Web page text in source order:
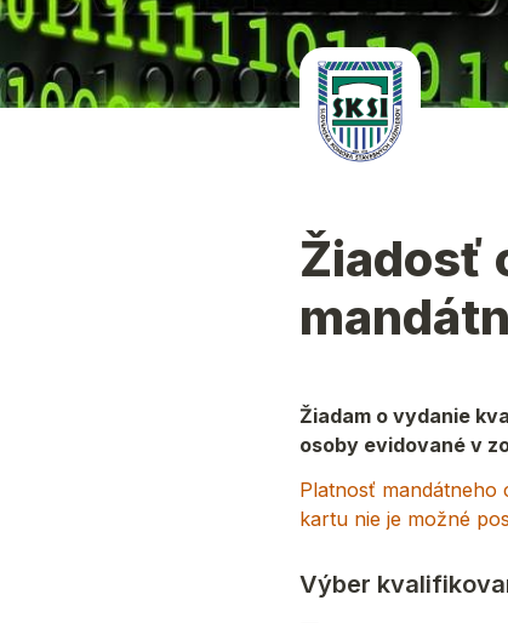
Žiadosť
Žiadam o vydanie
osoby evidované v
Platnosť mandátneho
kartu nie je možné
Výber